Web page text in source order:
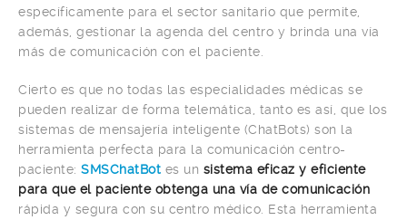
específicamente para el sector sanitario que permite,
además, gestionar la agenda del centro y brinda una vía
más de comunicación con el paciente.
Cierto es que no todas las especialidades médicas se
pueden realizar de forma telemática, tanto es así, que los
sistemas de mensajería inteligente (ChatBots) son la
herramienta perfecta para la comunicación centro-
paciente: SMSChatBot es un sistema eficaz y eficiente
para que el paciente obtenga una vía de comunicación
rápida y segura con su centro médico. Esta herramienta